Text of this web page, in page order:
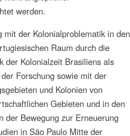
Identität.
Projekte und
São Paulo, Rio de
Welten. Museum
in deutschen
Universität Köln.
und Visionen.
Köln